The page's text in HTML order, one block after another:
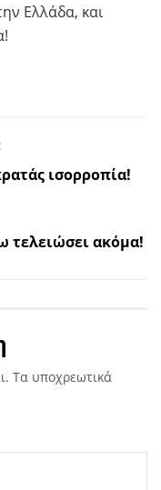
Ελλάδα, και
ισορροπία!
τελειώσει ακόμα!
Τα υποχρεωτικά